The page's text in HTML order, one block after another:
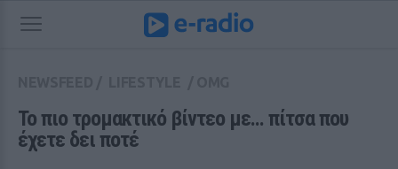
Το πιο τρομακτικό βίντεο με... πίτσα που
έχετε δει ποτέ